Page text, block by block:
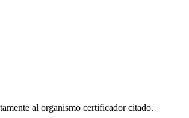
al organismo certificador citado.